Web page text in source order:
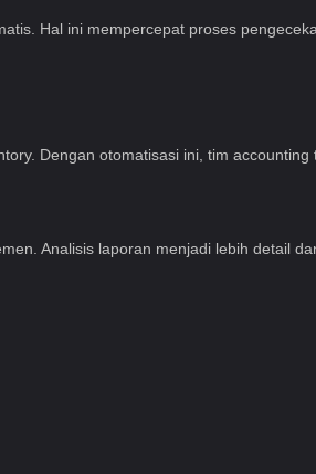
Hal ini mempercepat proses
Dengan otomatisasi ini, tim
Analisis laporan menjadi lebih detail